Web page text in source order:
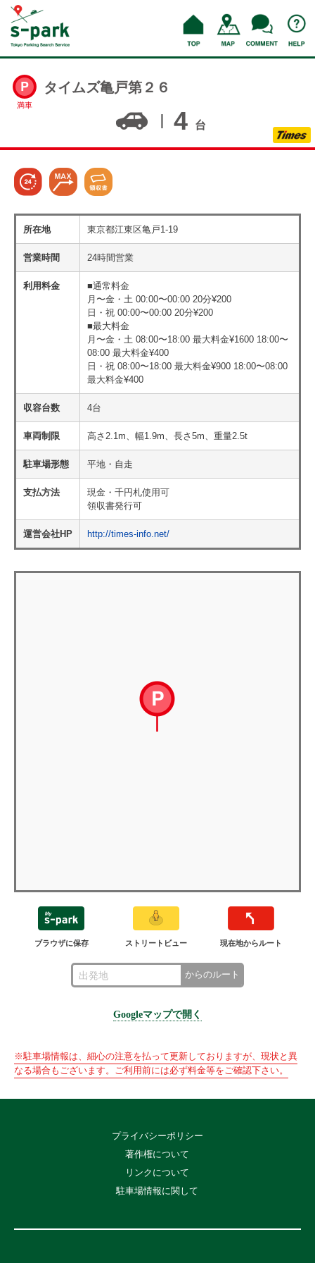
満車
タイムズ亀戸第２６
4 台
所在地 東京都江東区亀戸1-19
営業時間 24時間営業
利用料金
■通常料金
月〜金・土 00:00〜00:00 20分¥200
日・祝 00:00〜00:00 20分¥200
■最大料金
月〜金・土 08:00〜18:00 最大料金¥1600 18:00〜
08:00 最大料金¥400
日・祝 08:00〜18:00 最大料金¥900 18:00〜08:00
最大料金¥400
収容台数 4台
車両制限 高さ2.1m、幅1.9m、長さ5m、重量2.5t
駐車場形態 平地・自走
支払方法
現金・千円札使用可
領収書発行可
運営会社HP http://times-info.net/
ブラウザに保存 ストリートビュー 現在地からルート
からのルート
Googleマップで開く
※駐車場情報は、細心の注意を払って更新しておりますが、現状と異
なる場合もございます。ご利用前には必ず料金等をご確認下さい。
プライバシーポリシー
著作権について
リンクについて
駐車場情報に関して